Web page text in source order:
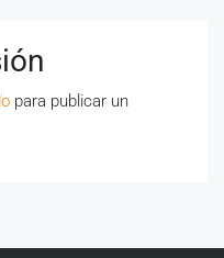
para publicar un